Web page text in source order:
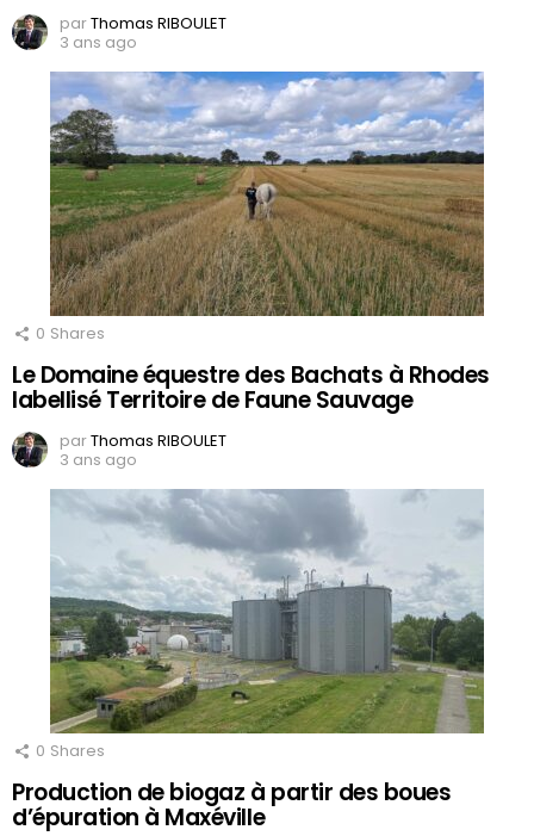
parThomas RIBOULET
3 ans ago
0 Shares
Le Domaine équestre des Bachats à Rhodes
labellisé Territoire de Faune Sauvage
parThomas RIBOULET
3 ans ago
0 Shares
Production de biogaz à partir des boues
d’épuration à Maxéville